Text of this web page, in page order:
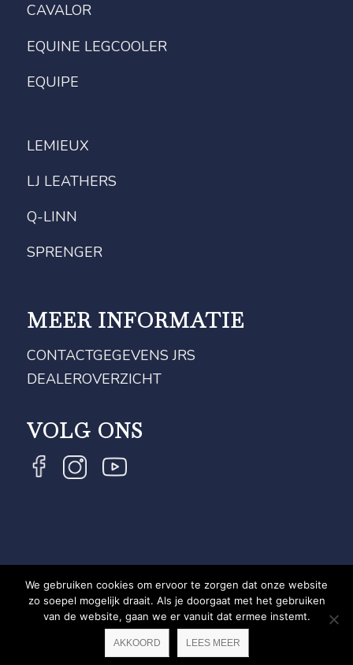
CAVALOR
EQUINE LEGCOOLER
EQUIPE
LEMIEUX
LJ LEATHERS
Q-LINN
SPRENGER
MEER INFORMATIE
CONTACTGEGEVENS JRS
DEALEROVERZICHT
VOLG ONS
COPYRIGHT JRS - EQUESTRIAN BRAND EXPERT -
PRIVACYVERKLARING
WEBSITE DOOR NEWMORE
We gebruiken cookies om ervoor te zorgen dat onze website
zo soepel mogelijk draait. Als je doorgaat met het gebruiken
van de website, gaan we er vanuit dat ermee instemt.
AKKOORD LEES MEER